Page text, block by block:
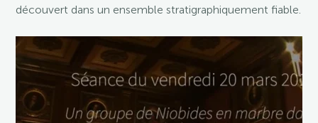
découvert dans un ensemble stratigraphiquement fiable.